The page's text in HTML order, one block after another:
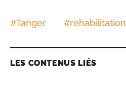
#Tanger #réhabilitation
LES CONTENUS LIÉS